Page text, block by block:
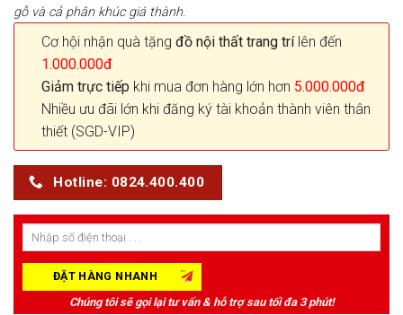
gỗ và cả phân khúc giá thành.
Cơ hội nhận quà tặng đồ nội thất trang trílên đến
1.000.000đ
Giảm trực tiếp khi mua đơn hàng lớn hơn 5.000.000đ
Nhiều ưu đãi lớn khi đăng ký tài khoản thành viên thân
thiết (SGD-VIP)
Hotline: 0824.400.400
Chúng tôi sẽ gọi lại tư vấn & hỗ trợ sau tối đa 3 phút!